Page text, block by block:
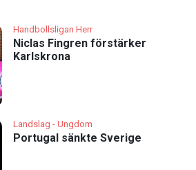
Handbollsligan Herr
Niclas Fingren förstärker
Karlskrona
Landslag - Ungdom
Portugal sänkte Sverige